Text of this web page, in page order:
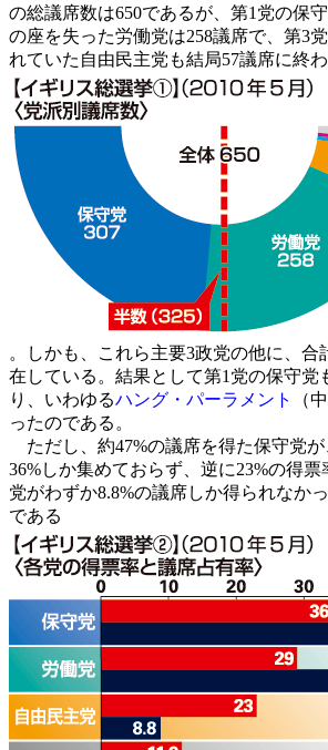
の総議席数は650であるが、第1党の保
の座を失った労働党は258議席で、第3
れていた自由民主党も結局57議席に終
。しかも、これら主要3政党の他に、合
在している。結果として第1党の保守党
り、いわゆるハング・パーラメント
（
ったのである。
ただし、約47%の議席を得た保守党
36%しか集めておらず、逆に23%の得
党がわずか8.8%の議席しか得られなか
である